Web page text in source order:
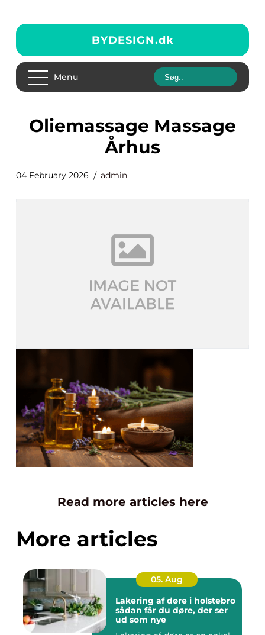
BYDESIGN.dk
Menu
Oliemassage Massage
Århus
04 February 2026 admin
Read more articles here
More articles
05. Aug
Lakering af døre i holstebro
sådan får du døre, der ser
ud som nye